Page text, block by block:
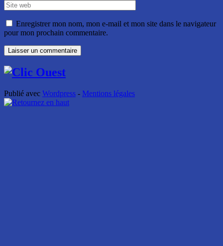
Enregistrer mon nom, mon e-mail et mon site dans le navigateur
pour mon prochain commentaire.
Publié avec Wordpress - Mentions légales